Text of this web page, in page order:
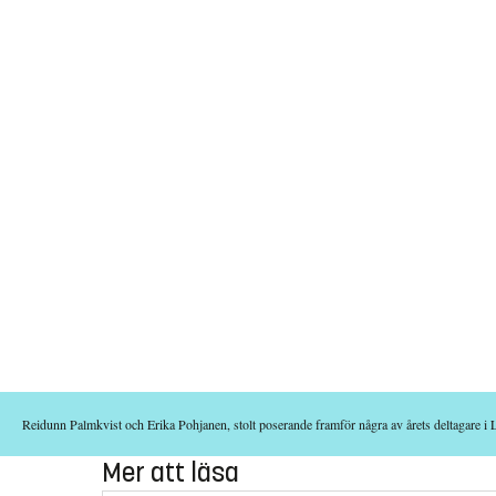
Reidunn Palmkvist och Erika Pohjanen, stolt poserande framför några av årets deltagare i
Mer att läsa